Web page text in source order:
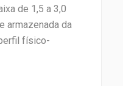
de 1,5 a 3,0
armazenada da
físico-